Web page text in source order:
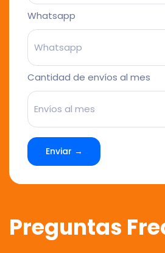
Whatsapp
Cantidad de envíos al mes
Enviar →
Preguntas